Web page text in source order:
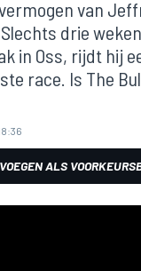
van
drie
in Oss, rijdt hij
race. Is The
ALS